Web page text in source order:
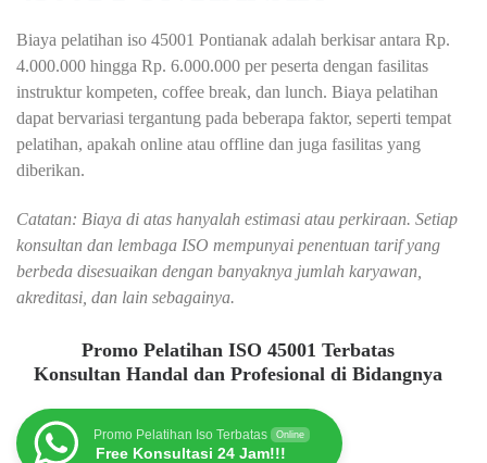
Biaya pelatihan iso 45001 Pontianak adalah berkisar antara Rp.
4.000.000 hingga Rp. 6.000.000 per peserta dengan fasilitas
instruktur kompeten, coffee break, dan lunch. Biaya pelatihan
dapat bervariasi tergantung pada beberapa faktor, seperti tempat
pelatihan, apakah online atau offline dan juga fasilitas yang
diberikan.
Catatan: Biaya di atas hanyalah estimasi atau perkiraan. Setiap
konsultan dan lembaga ISO mempunyai penentuan tarif yang
berbeda disesuaikan dengan banyaknya jumlah karyawan,
akreditasi, dan lain sebagainya.
Promo Pelatihan ISO 45001 Terbatas
Konsultan Handal dan Profesional di Bidangnya
Promo Pelatihan Iso Terbatas Online
Free Konsultasi 24 Jam!!!